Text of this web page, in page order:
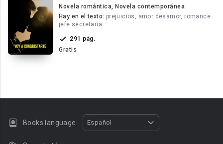
Novela romántica, Novela contemporánea
Hay en el texto: prejuicios, amor desamor, romance
jefe secretaria
291 pág.
Gratis
Books language: Español